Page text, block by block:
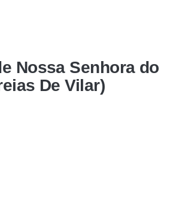
Nossa Senhora do
De Vilar)